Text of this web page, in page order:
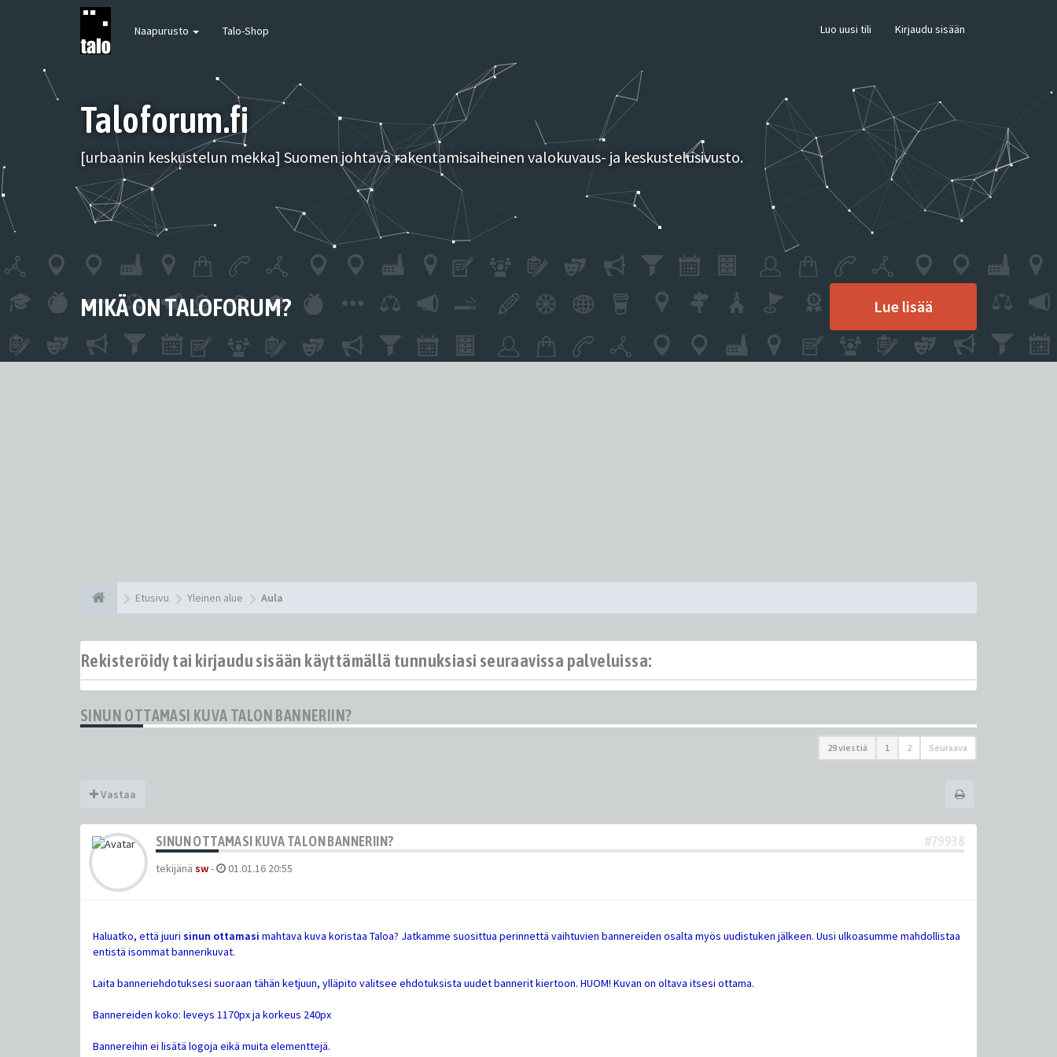
Naapurusto Talo-Shop Luo uusi tili Kirjaudu sisään
Taloforum.fi
[urbaanin keskustelun mekka] Suomen johtava rakentamisaiheinen valokuvaus- ja keskustelusivusto.
MIKÄ ON TALOFORUM? Lue lisää
Etusivu Yleinen alue Aula
Rekisteröidy tai kirjaudu sisään käyttämällä tunnuksiasi seuraavissa palveluissa:
SINUN OTTAMASI KUVA TALON BANNERIIN?
29 viestiä 1 2 Seuraava
Vastaa
SINUN OTTAMASI KUVA TALON BANNERIIN? #79938
tekijänä sw- 01.01.16 20:55
Haluatko, että juuri sinun ottamasi mahtava kuva koristaa Taloa? Jatkamme suosittua perinnettä vaihtuvien bannereiden osalta myös uudistuken jälkeen. Uusi ulkoasumme mahdollistaa
entistä isommat bannerikuvat.
Laita banneriehdotuksesi suoraan tähän ketjuun, ylläpito valitsee ehdotuksista uudet bannerit kiertoon. HUOM! Kuvan on oltava itsesi ottama.
Bannereiden koko: leveys 1170px ja korkeus 240px
Bannereihin ei lisätä logoja eikä muita elementtejä.